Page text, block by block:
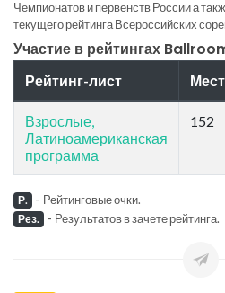
Чемпионатов и первенств России а
текущего рейтинга Всероссийских
Участие в рейтингах
Рейтинг-лист
Взрослые,
Латиноамериканская
программа
152
Р. - Рейтинговые очки.
Рез. - Результатов в зачете рейтинга.